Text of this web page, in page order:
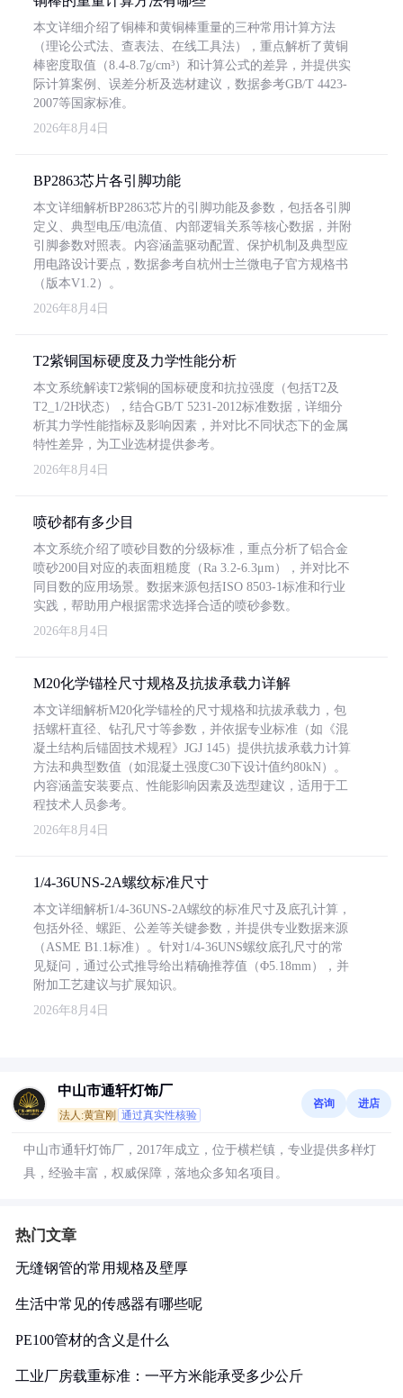
本文详细介绍了铜棒和黄铜棒重量的三种常用计算方法
（理论公式法、查表法、在线工具法），重点解析了黄铜
棒密度取值（8.4-8.7g/cm³）和计算公式的差异，并提供实
际计算案例、误差分析及选材建议，数据参考GB/T 4423-
2007等国家标准。
2026年8月4日
BP2863芯片各引脚功能
本文详细解析BP2863芯片的引脚功能及参数，包括各引脚
定义、典型电压/电流值、内部逻辑关系等核心数据，并附
引脚参数对照表。内容涵盖驱动配置、保护机制及典型应
用电路设计要点，数据参考自杭州士兰微电子官方规格书
（版本V1.2）。
2026年8月4日
T2紫铜国标硬度及力学性能分析
本文系统解读T2紫铜的国标硬度和抗拉强度（包括T2及
T2_1/2H状态），结合GB/T 5231-2012标准数据，详细分
析其力学性能指标及影响因素，并对比不同状态下的金属
特性差异，为工业选材提供参考。
2026年8月4日
喷砂都有多少目
本文系统介绍了喷砂目数的分级标准，重点分析了铝合金
喷砂200目对应的表面粗糙度（Ra 3.2-6.3μm），并对比不
同目数的应用场景。数据来源包括ISO 8503-1标准和行业
实践，帮助用户根据需求选择合适的喷砂参数。
2026年8月4日
M20化学锚栓尺寸规格及抗拔承载力详解
本文详细解析M20化学锚栓的尺寸规格和抗拔承载力，包
括螺杆直径、钻孔尺寸等参数，并依据专业标准（如《混
凝土结构后锚固技术规程》JGJ 145）提供抗拔承载力计算
方法和典型数值（如混凝土强度C30下设计值约80kN）。
内容涵盖安装要点、性能影响因素及选型建议，适用于工
程技术人员参考。
2026年8月4日
1/4-36UNS-2A螺纹标准尺寸
本文详细解析1/4-36UNS-2A螺纹的标准尺寸及底孔计算，
包括外径、螺距、公差等关键参数，并提供专业数据来源
（ASME B1.1标准）。针对1/4-36UNS螺纹底孔尺寸的常
见疑问，通过公式推导给出精确推荐值（Φ5.18mm），并
附加工艺建议与扩展知识。
2026年8月4日
中山市通轩灯饰厂
法人:黄宣刚 通过真实性核验
咨询 进店
中山市通轩灯饰厂，2017年成立，位于横栏镇，专业提供多样灯
具，经验丰富，权威保障，落地众多知名项目。
热门文章
无缝钢管的常用规格及壁厚
生活中常见的传感器有哪些呢
PE100管材的含义是什么
工业厂房载重标准：一平方米能承受多少公斤